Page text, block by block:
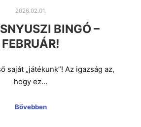
2026.02.01.
BINGÓ –
FEBRUÁR!
saját „játékunk”! Az igazság az,
hogy ez…
Bővebben